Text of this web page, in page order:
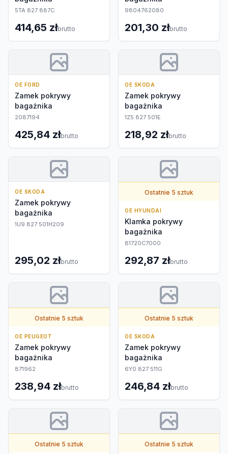
5TA 827 887C
414,65 złbrutto
9804762080
201,30 złbrutto
OE FORD
Zamek pokrywy
bagażnika
2087194
425,84 złbrutto
OE SKODA
Zamek pokrywy
bagażnika
1Z5 827 501E
218,92 złbrutto
OE SKODA
Zamek pokrywy
bagażnika
1U9 827 501H209
295,02 złbrutto
Ostatnie 5 sztuk
OE HYUNDAI
Klamka pokrywy
bagażnika
81720C7000
292,87 złbrutto
Ostatnie 5 sztuk
OE PEUGEOT
Zamek pokrywy
bagażnika
871962
238,94 złbrutto
Ostatnie 5 sztuk
OE SKODA
Zamek pokrywy
bagażnika
6Y0 827 511G
246,84 złbrutto
Ostatnie 5 sztuk Ostatnie 5 sztuk